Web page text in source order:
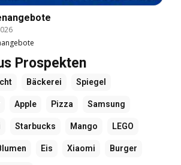
Prospekten
Bäckerei Spiegel
Apple Pizza Samsung
Starbucks Mango LEGO
Eis Xiaomi Burger